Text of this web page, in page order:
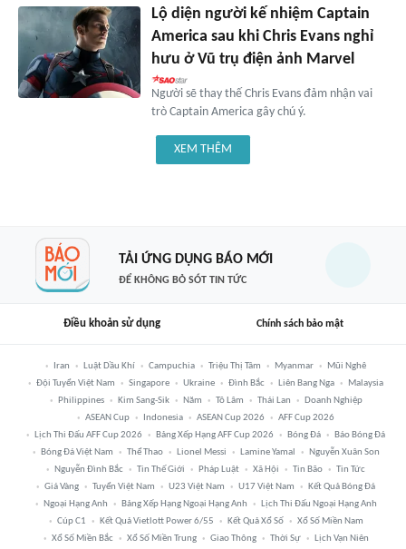
Lộ diện người kế nhiệm Captain
America sau khi Chris Evans nghỉ
hưu ở Vũ trụ điện ảnh Marvel
Người sẽ thay thế Chris Evans đảm nhận vai
trò Captain America gây chú ý.
XEM THÊM
TẢI ỨNG DỤNG BÁO MỚI
ĐỂ KHÔNG BỎ SÓT TIN TỨC
Điều khoản sử dụng Chính sách bảo mật
Iran Luật Dầu Khí Campuchia Triệu Thị Tâm Myanmar
Mũi Nghê
Đội Tuyển Việt Nam
Singapore Ukraine Đình Bắc Liên Bang Nga
Malaysia
Philippines
Kim Sang-Sik Năm Tô Lâm Thái Lan
Doanh Nghiệp
ASEAN Cup
Indonesia ASEAN Cup 2026
AFF Cup 2026
Lịch Thi Đấu AFF Cup 2026
Bảng Xếp Hạng AFF Cup 2026 Bóng Đá
Báo Bóng Đá
Bóng Đá Việt Nam
Thể Thao Lionel Messi Lamine Yamal
Nguyễn Xuân Son
Nguyễn Đình Bắc
Tin Thế Giới Pháp Luật Xã Hội Tin Bão
Tin Tức
Giá Vàng
Tuyển Việt Nam U23 Việt Nam U17 Việt Nam
Kết Quả Bóng Đá
Ngoại Hạng Anh
Bảng Xếp Hạng Ngoại Hạng Anh
Lịch Thi Đấu Ngoại Hạng Anh
Cúp C1
Kết Quả Vietlott Power 6/55 Kết Quả Xổ Số
Xổ Số Miền Nam
Xổ Số Miền Bắc
Xổ Số Miền Trung Giao Thông Thời Sự Lịch Vạn Niên